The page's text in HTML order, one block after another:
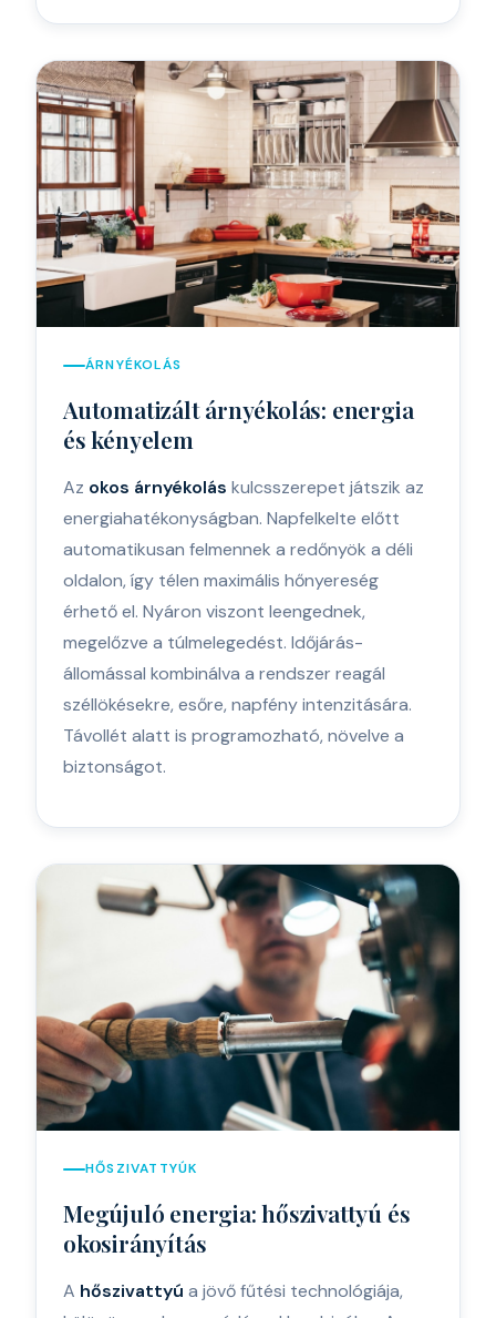
ÁRNYÉKOLÁS
Automatizált árnyékolás: energia
és kényelem
Az okos árnyékolás kulcsszerepet játszik az
energiahatékonyságban. Napfelkelte előtt
automatikusan felmennek a redőnyök a déli
oldalon, így télen maximális hőnyereség
érhető el. Nyáron viszont leengednek,
megelőzve a túlmelegedést. Időjárás-
állomással kombinálva a rendszer reagál
széllökésekre, esőre, napfény intenzitására.
Távollét alatt is programozható, növelve a
biztonságot.
HŐSZIVATTYÚK
Megújuló energia: hőszivattyú és
okosirányítás
A hőszivattyú a jövő fűtési technológiája,